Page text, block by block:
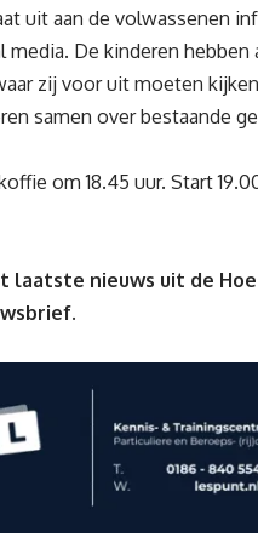
uit aan de volwassenen
De kinderen hebben
zij voor uit moeten
samen over bestaande
om 18.45 uur. Start
laatste nieuws uit de